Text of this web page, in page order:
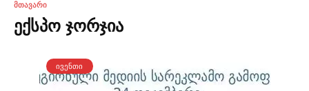
ᲛᲗᲐᲕᲐᲠᲘ
ექსპო ჯორჯია
ᲘᲕᲔᲜᲗᲘ